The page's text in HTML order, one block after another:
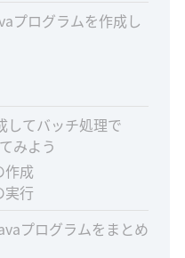
プログラムを作成し
てバッチ処理で
みよう
成
行
プログラムをまとめ